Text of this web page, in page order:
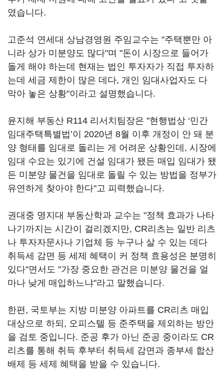
였습니다.
고준석 연세대 상남경영원 주임교수는 "주택뿐만 아
니라 상가 미분양도 많다"며 "돈이 시장으로 들어가
돌게 해야 하는데 현재는 법인 투자자가 직접 투자하
는데 세금 제한이 많은 데다, 개인 임대사업자도 다
막아 놓은 상황"이라고 설명했습니다.
윤지해 부동산 R114 리서치팀장은 "현행법상 ‘민간
임대주택특별법’이 2020년 8월 이후 개정이 안 돼 분
양 형태를 임대로 돌리는 게 어려운 상황인데, 시장에
임대 수요는 있기에 건설 임대가 됐든 매입 임대가 됐
든 미분양 물건을 임대로 돌릴 수 있는 방법을 정부가
유연하게 찾아야 한다"고 피력했습니다.
권대중 명지대 부동산학과 교수는 "정책 효과가 나타
나기까지는 시간이 걸리겠지만, CR리츠는 일반 리츠
나 투자자문사나 기업체 등 누구나 살 수 있는 데다
취득세 감면 등 세제 혜택이 커 정책 효용성은 분명히
있다"면서도 "가장 중요한 관건은 미분양 물건을 얼
마나 낮게 매입하느냐"라고 말했습니다.
한편, 국토부는 지방 미분양 아파트를 CR리츠 매입
대상으로 하되, 오피스텔 등 준주택을 제외하는 방안
을 검토 중입니다. 준공 후가 아닌 준공 중이라도 CR
리츠를 통해 취득 후부터 취득세 감면과 종부세 합산
배제 등 세제 혜택을 받을 수 있습니다.